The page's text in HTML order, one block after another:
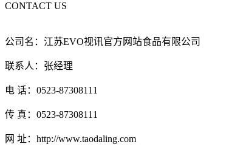
CONTACT US
公司名：江苏EVO视讯官方网站食品有限公司
联系人：张经理
电 话：0523-87308111
传 真：0523-87308111
网 址：http://www.taodaling.com